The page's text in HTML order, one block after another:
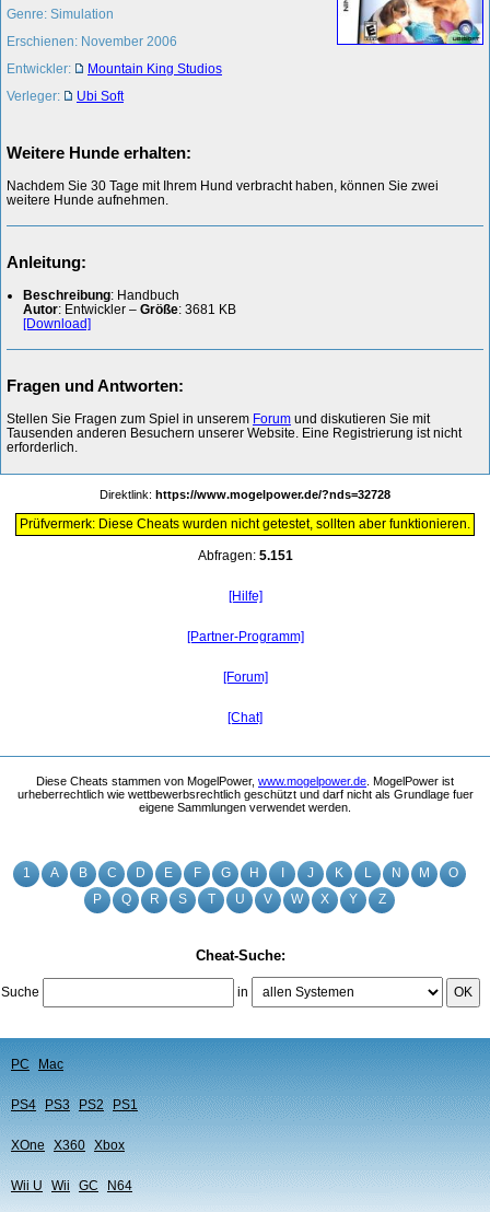
1 A B C D E F G H J K L N M
O
P
Q R S T U V W X Y Z
Cheat-Suche:
Suche in OK
PC Mac
PS4 PS3 PS2 PS1
XOne X360 Xbox
Wii U Wii GC N64
Genre: Simulation
Erschienen: November 2006
Entwickler:
Mountain King Studios
Verleger:
Ubi Soft
Weitere Hunde erhalten:
Nachdem Sie 30 Tage mit Ihrem Hund verbracht haben, können Sie zwei
weitere Hunde aufnehmen.
Anleitung:
Beschreibung: Handbuch
Autor: Entwickler – Größe: 3681 KB
[Download]
Fragen und Antworten:
Stellen Sie Fragen zum Spiel in unserem Forum und diskutieren Sie mit
Tausenden anderen Besuchern unserer Website. Eine Registrierung ist nicht
erforderlich.
Direktlink: https://www.mogelpower.de/?nds=32728
Prüfvermerk: Diese Cheats wurden nicht getestet, sollten aber funktionieren.
Abfragen: 5.151
[Hilfe]
[Partner-Programm]
[Forum]
[Chat]
Diese Cheats stammen von MogelPower, www.mogelpower.de . MogelPower ist
urheberrechtlich wie wettbewerbsrechtlich geschützt und darf nicht als Grundlage fuer
eigene Sammlungen verwendet werden.